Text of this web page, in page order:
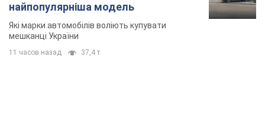
найпопулярніша модель
Які марки автомобілів воліють купувати
мешканці України
11 часов назад 37,4 т.